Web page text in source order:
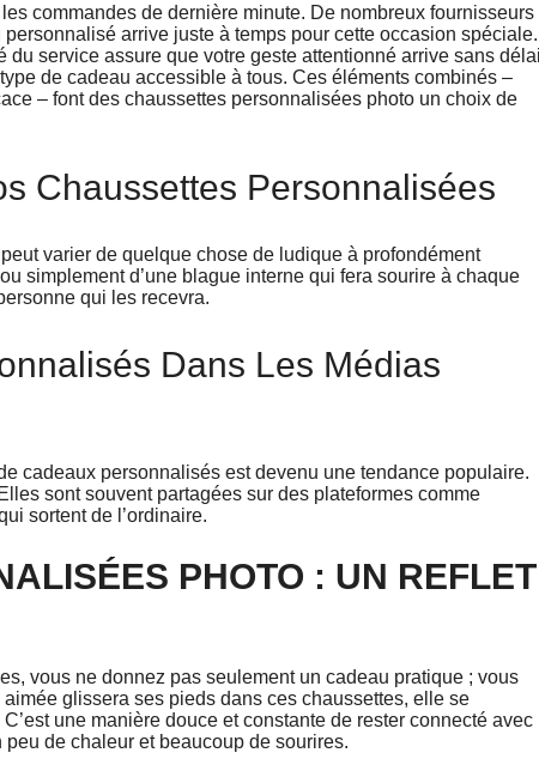
commandes de dernière minute. De nombreux fournisseurs
arrive juste à temps pour cette occasion spéciale.
service assure que votre geste attentionné arrive sans
de cadeau accessible à tous. Ces éléments combinés –
– font des chaussettes personnalisées photo un choix de
Chaussettes Personnalisées
varier de quelque chose de ludique à profondément
simplement d’une blague interne qui fera sourire à chaque
qui les recevra.
Dans Les Médias
cadeaux personnalisés est devenu une tendance populaire.
sont souvent partagées sur des plateformes comme
sortent de l’ordinaire.
PHOTO : UN REFLET
vous ne donnez pas seulement un cadeau pratique ; vous
glissera ses pieds dans ces chaussettes, elle se
une manière douce et constante de rester connecté avec
de chaleur et beaucoup de sourires.